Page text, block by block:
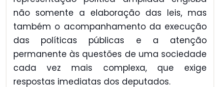
não somente a elaboração das leis, mas
também o acompanhamento da execução
das políticas públicas e a atenção
permanente às questões de uma sociedade
cada vez mais complexa, que exige
respostas imediatas dos deputados.